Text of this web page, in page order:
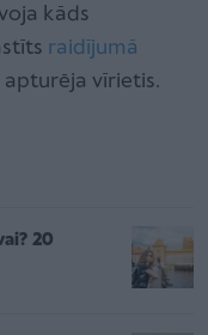
kāds
raidījumā
apturēja vīrietis.
20